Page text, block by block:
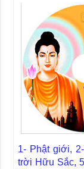
1- Phật giới,
trời Hữu Sắc,